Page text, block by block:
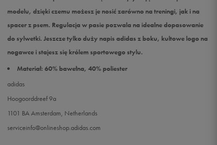
modelu, dzięki czemu możesz je nosić zarówno na treningi, jak i na
spacer z psem. Regulacja w pasie pozwala na idealne dopasowanie
do sylwetki. Jeszcze tylko duży napis adidas z boku, kultowe logo na
nogawce i stajesz się królem sportowego stylu.
Materiał: 60% bawełna, 40% poliester
adidas
Hoogoorddreef 9a
1101 BA Amsterdam, Netherlands
serviceinfo@onlineshop.adidas.com